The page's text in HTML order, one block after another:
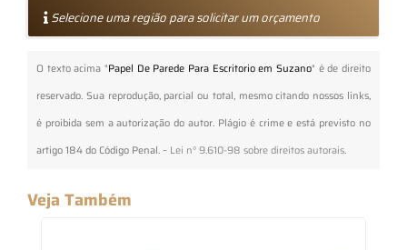
Selecione uma região para solicitar um orçamento
O texto acima "Papel De Parede Para Escritorio em Suzano" é de direito
reservado. Sua reprodução, parcial ou total, mesmo citando nossos links,
é proibida sem a autorização do autor. Plágio é crime e está previsto no
artigo 184 do Código Penal. – Lei n° 9.610-98 sobre direitos autorais.
Veja Também